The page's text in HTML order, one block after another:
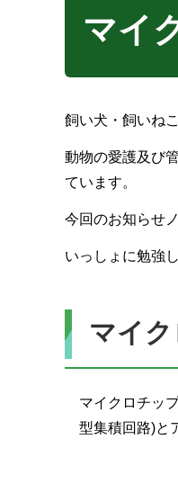
マイ
飼い犬・飼いね
動物の愛護及び
ています。
今回のお知らせ
いっしょに勉強
マイ
マイクロチッ
型集積回路)と